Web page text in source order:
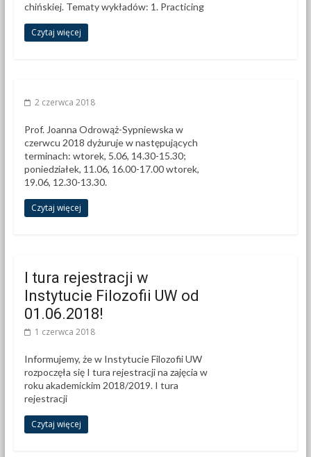
chińskiej. Tematy wykładów: 1. Practicing
Czytaj więcej
2 czerwca 2018
Prof. Joanna Odrowąż-Sypniewska w
czerwcu 2018 dyżuruje w następujących
terminach: wtorek, 5.06, 14.30-15.30;
poniedziałek, 11.06, 16.00-17.00 wtorek,
19.06, 12.30-13.30.
Czytaj więcej
I tura rejestracji w
Instytucie Filozofii UW od
01.06.2018!
1 czerwca 2018
Informujemy, że w Instytucie Filozofii UW
rozpoczęła się I tura rejestracji na zajęcia w
roku akademickim 2018/2019. I tura
rejestracji
Czytaj więcej